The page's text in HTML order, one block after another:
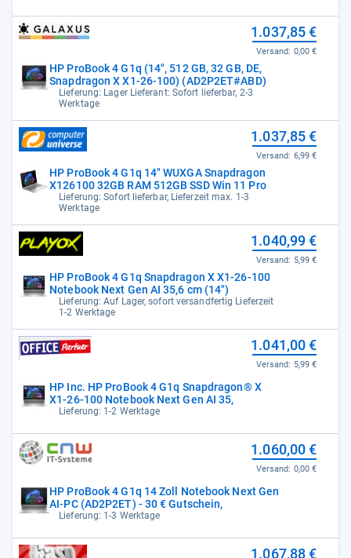
HP ProBook 4 G1q (14", 512 GB, 32 GB, DE,
Snapdragon X X1-26-100) (AD2P2ET#ABD)
Lieferung: Lager Lieferant: Sofort lieferbar, 2-3
Werktage
1.037,85 €
Versand: 0,00 €
HP ProBook 4 G1q 14" WUXGA Snapdragon
X126100 32GB RAM 512GB SSD Win 11 Pro
Lieferung: Sofort lieferbar, Lieferzeit max. 1-3
Werktage
1.037,85 €
Versand: 6,99 €
HP ProBook 4 G1q Snapdragon X X1-26-100
Notebook Next Gen AI 35,6 cm (14")
Lieferung: Auf Lager, sofort versandfertig Lieferzeit
1-2 Werktage
1.040,99 €
Versand: 5,99 €
HP Inc. HP ProBook 4 G1q Snapdragon® X
X1-26-100 Notebook Next Gen AI 35,
Lieferung: 1-2 Werktage
1.041,00 €
Versand: 5,99 €
HP ProBook 4 G1q 14 Zoll Notebook Next Gen
AI-PC (AD2P2ET) - 30 € Gutschein,
Lieferung: 1-3 Werktage
1.060,00 €
Versand: 0,00 €
1.067,88 €